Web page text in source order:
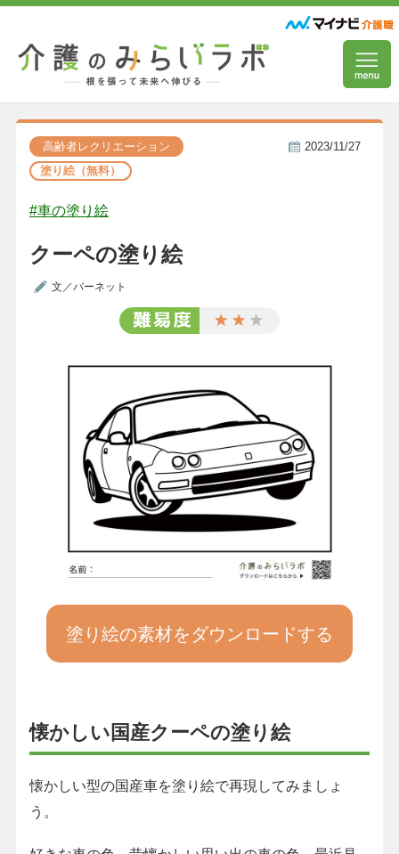
高齢者レクリエーション
塗り絵（無料）
2023/11/27
#車の塗り絵
クーペの塗り絵
文／バーネット
塗り絵の素材をダウンロードする
懐かしい国産クーペの塗り絵
懐かしい型の国産車を塗り絵で再現してみましょ
う。